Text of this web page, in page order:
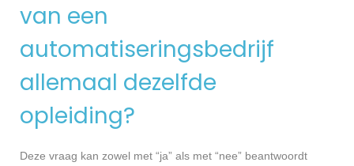
van een
automatiseringsbedrijf
allemaal dezelfde
opleiding?
Deze vraag kan zowel met “ja” als met “nee” beantwoordt